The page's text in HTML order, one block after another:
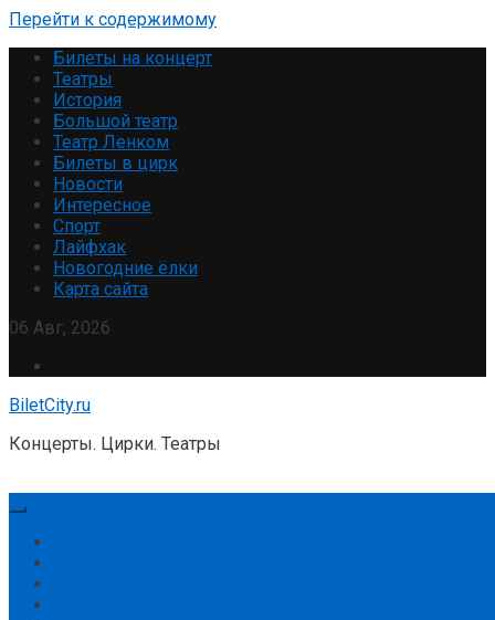
Перейти к содержимому
Билеты на концерт
Театры
История
Большой театр
Театр Ленком
Билеты в цирк
Новости
Интересное
Спорт
Лайфхак
Новогодние ёлки
Карта сайта
06 Авг, 2026
BiletCity.ru
Концерты. Цирки. Театры